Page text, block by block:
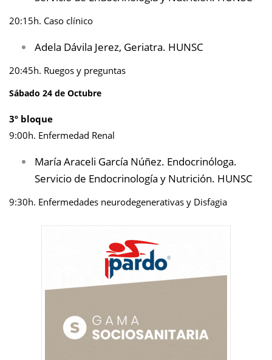
20:15h. Caso clínico
Adela Dávila Jerez, Geriatra. HUNSC
20:45h. Ruegos y preguntas
Sábado 24 de Octubre
3º bloque
9:00h. Enfermedad Renal
María Araceli García Núñez. Endocrinóloga.
Servicio de Endocrinología y Nutrición. HUNSC
9:30h. Enfermedades neurodegenerativas y Disfagia